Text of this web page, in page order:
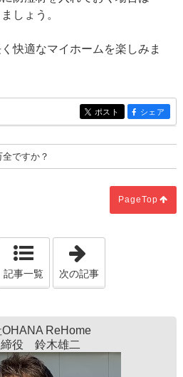
しょう。
快適なマイホームを楽しみま
entry163
ポスト entry163
シェア
ですか？
PageTop
「畳の話」
記事一覧 次の記事
ReHome
締役 鈴木雄二